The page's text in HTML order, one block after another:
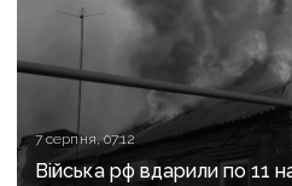
7 серпня, 07:12
Війська рф вдарили по 11